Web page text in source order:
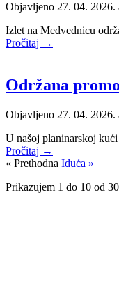
Objavljeno 27. 04. 2026.
Izlet na Medvednicu
Pročitaj →
Održana
Objavljeno 27. 04. 2026.
U našoj planinarskoj
Pročitaj →
« Prethodna Iduća »
Prikazujem 1 do 10 od